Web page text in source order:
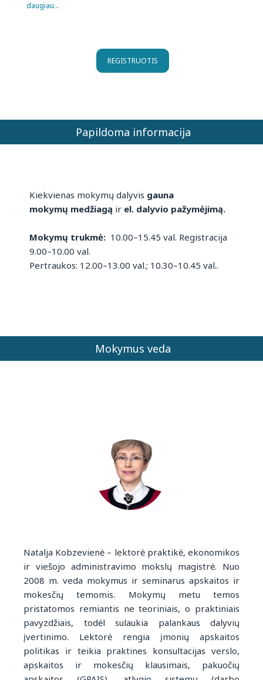
daugiau...
REGISTRUOTIS
Papildoma informacija
Kiekvienas mokymų dalyvis gauna
mokymų medžiagą ir el. dalyvio pažymėjimą.
Mokymų trukmė: 10.00–15.45 val. Registracija
9.00–10.00 val.
Pertraukos: 12.00–13.00 val.; 10.30–10.45 val..
Mokymus veda
Natalja Kobzevienė – lektorė praktikė, ekonomikos
ir viešojo administravimo mokslų magistrė. Nuo
2008 m. veda mokymus ir seminarus apskaitos ir
mokesčių temomis. Mokymų metu temos
pristatomos remiantis ne teoriniais, o praktiniais
pavyzdžiais, todėl sulaukia palankaus dalyvių
įvertinimo. Lektorė rengia įmonių apskaitos
politikas ir teikia praktines konsultacijas verslo,
apskaitos ir mokesčių klausimais, pakuočių